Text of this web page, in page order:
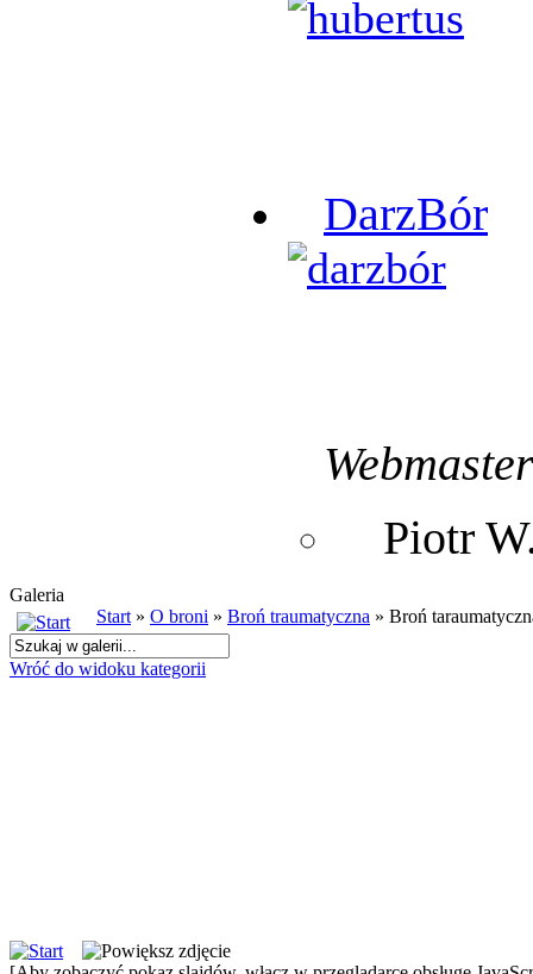
DarzBór
Piotr
Galeria
Start » O broni » Broń traumatyczna » Broń
Wróć do widoku kategorii